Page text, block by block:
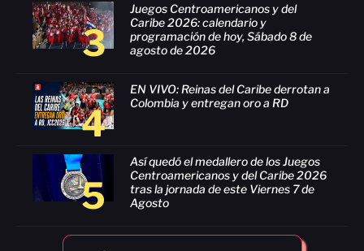
3
Juegos Centroamericanos y del
Caribe 2026: calendario y
programación de hoy, Sábado 8 de
agosto de 2026
4
EN VIVO: Reinas del Caribe derrotan a
Colombia y entregan oro a RD
5
Así quedó el medallero de los Juegos
Centroamericanos y del Caribe 2026
tras la jornada de este Viernes 7 de
Agosto